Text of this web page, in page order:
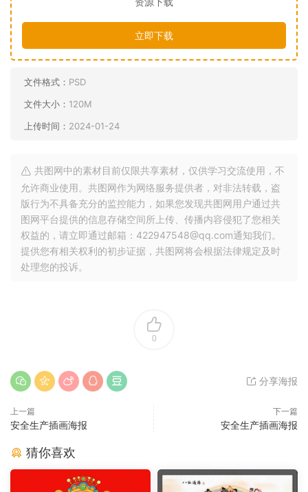
立即下载
文件格式： PSD
文件大小： 120M
上传时间： 2024-01-24
共图网中的素材目前仅限共享素材，仅供学习交流使用，不
允许商业使用。共图网作为网络服务提供者，对非法转载，盗
版行为不具备充分的监控能力，如果您发现共图网用户通过共
图网平台提供的信息存储空间所上传、传播内容侵犯了您相关
权益的，请立即通过邮箱：422947548@qq.com通知我们。
提供您有相关权利的初步证据，共图网将会根据法律规定及时
处理您的投诉。
0
分享海报
上一篇
安全生产插画海报
下一篇
安全生产插画海报
猜你喜欢